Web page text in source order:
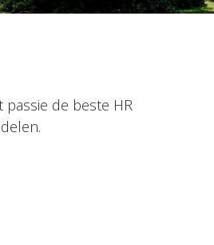
passie de beste HR